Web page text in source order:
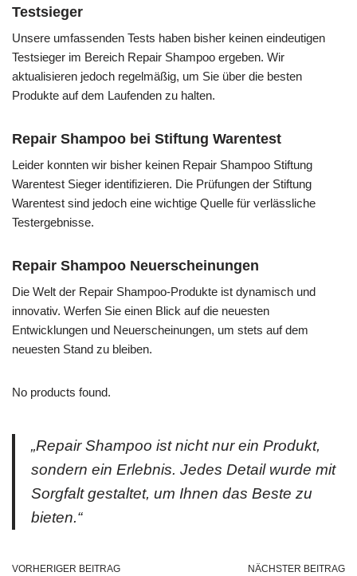
Testsieger
Unsere umfassenden Tests haben bisher keinen eindeutigen
Testsieger im Bereich Repair Shampoo ergeben. Wir
aktualisieren jedoch regelmäßig, um Sie über die besten
Produkte auf dem Laufenden zu halten.
Repair Shampoo bei Stiftung Warentest
Leider konnten wir bisher keinen Repair Shampoo Stiftung
Warentest Sieger identifizieren. Die Prüfungen der Stiftung
Warentest sind jedoch eine wichtige Quelle für verlässliche
Testergebnisse.
Repair Shampoo Neuerscheinungen
Die Welt der Repair Shampoo-Produkte ist dynamisch und
innovativ. Werfen Sie einen Blick auf die neuesten
Entwicklungen und Neuerscheinungen, um stets auf dem
neuesten Stand zu bleiben.
No products found.
„Repair Shampoo ist nicht nur ein Produkt,
sondern ein Erlebnis. Jedes Detail wurde mit
Sorgfalt gestaltet, um Ihnen das Beste zu
bieten.“
VORHERIGER BEITRAG NÄCHSTER BEITRAG